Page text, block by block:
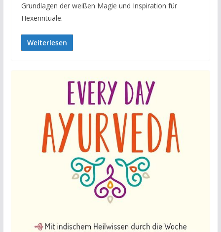
Grundlagen der weißen Magie und Inspiration für
Hexenrituale.
Weiterlesen